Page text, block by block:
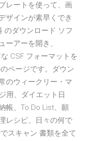
レートを使って、画
ザインが素早くでき
のダウンロード ソフ
ーアーを開き、
CSF フォーマットを
ページです。ダウン
のウィークリー・マ
用、ダイエット日
帳、To Do List、願
レシピ、日々の何で
スキャン 書類を全て